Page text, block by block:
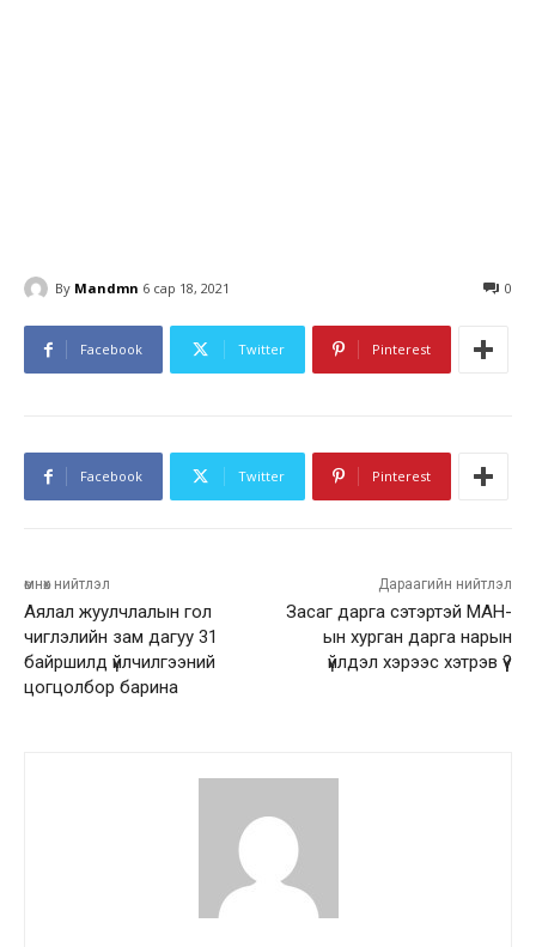
By Mandmn 6 сар 18, 2021 0
Facebook Twitter Pinterest
Facebook Twitter Pinterest
өмнөх нийтлэл
Аялал жуулчлалын гол
чиглэлийн зам дагуу 31
байршилд үйлчилгээний
цогцолбор барина
Дараагийн нийтлэл
Засаг дарга сэтэртэй МАН-
ын хурган дарга нарын
үйлдэл хэрээс хэтрэв үү?